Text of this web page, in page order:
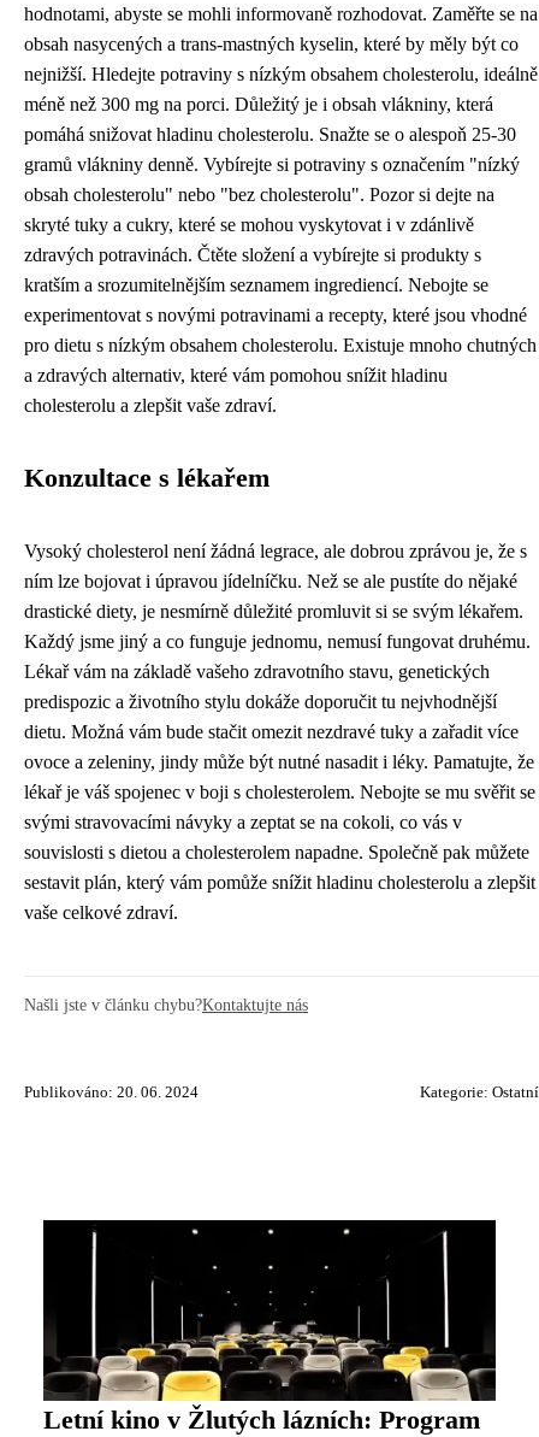
hodnotami, abyste se mohli informovaně rozhodovat. Zaměřte se na
obsah nasycených a trans-mastných kyselin, které by měly být co
nejnižší. Hledejte potraviny s nízkým obsahem cholesterolu, ideálně
méně než 300 mg na porci. Důležitý je i obsah vlákniny, která
pomáhá snižovat hladinu cholesterolu. Snažte se o alespoň 25-30
gramů vlákniny denně. Vybírejte si potraviny s označením "nízký
obsah cholesterolu" nebo "bez cholesterolu". Pozor si dejte na
skryté tuky a cukry, které se mohou vyskytovat i v zdánlivě
zdravých potravinách. Čtěte složení a vybírejte si produkty s
kratším a srozumitelnějším seznamem ingrediencí. Nebojte se
experimentovat s novými potravinami a recepty, které jsou vhodné
pro dietu s nízkým obsahem cholesterolu. Existuje mnoho chutných
a zdravých alternativ, které vám pomohou snížit hladinu
cholesterolu a zlepšit vaše zdraví.
Konzultace s lékařem
Vysoký cholesterol není žádná legrace, ale dobrou zprávou je, že s
ním lze bojovat i úpravou jídelníčku. Než se ale pustíte do nějaké
drastické diety, je nesmírně důležité promluvit si se svým lékařem.
Každý jsme jiný a co funguje jednomu, nemusí fungovat druhému.
Lékař vám na základě vašeho zdravotního stavu, genetických
predispozic a životního stylu dokáže doporučit tu nejvhodnější
dietu. Možná vám bude stačit omezit nezdravé tuky a zařadit více
ovoce a zeleniny, jindy může být nutné nasadit i léky. Pamatujte, že
lékař je váš spojenec v boji s cholesterolem. Nebojte se mu svěřit se
svými stravovacími návyky a zeptat se na cokoli, co vás v
souvislosti s dietou a cholesterolem napadne. Společně pak můžete
sestavit plán, který vám pomůže snížit hladinu cholesterolu a zlepšit
vaše celkové zdraví.
Našli jste v článku chybu?Kontaktujte nás
Publikováno: 20. 06. 2024 Kategorie: Ostatní
Letní kino v Žlutých lázních: Program